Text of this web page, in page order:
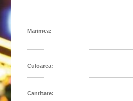
Marimea:
Culoarea:
Cantitate: